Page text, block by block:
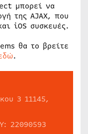
μπορεί να
της AJAX, που
iOS συσκευές.
θα το βρείτε
.
3 11145,
22090593